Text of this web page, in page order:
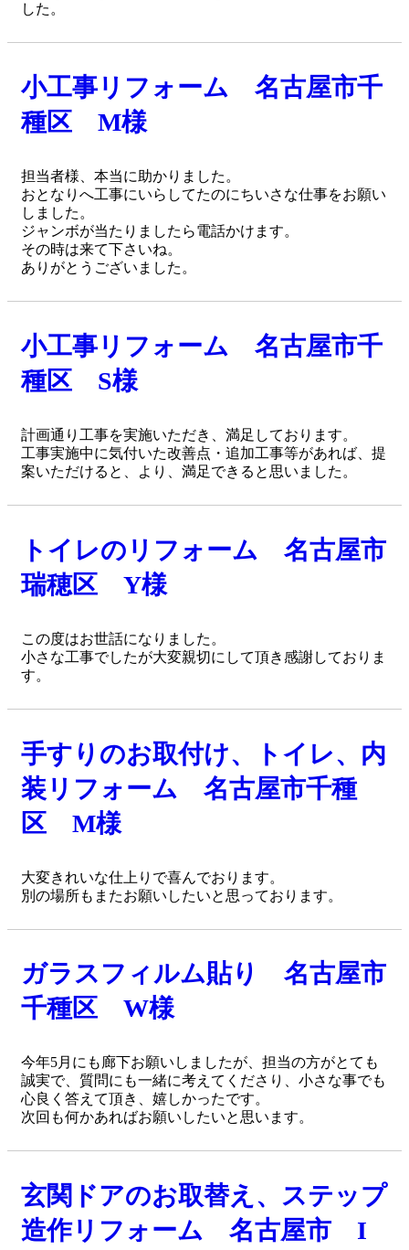
した。
小工事リフォーム 名古屋市千
種区 M様
担当者様、本当に助かりました。
おとなりへ工事にいらしてたのにちいさな仕事をお願い
しました。
ジャンボが当たりましたら電話かけます。
その時は来て下さいね。
ありがとうございました。
小工事リフォーム 名古屋市千
種区 S様
計画通り工事を実施いただき、満足しております。
工事実施中に気付いた改善点・追加工事等があれば、提
案いただけると、より、満足できると思いました。
トイレのリフォーム 名古屋市
瑞穂区 Y様
この度はお世話になりました。
小さな工事でしたが大変親切にして頂き感謝しておりま
す。
手すりのお取付け、トイレ、内
装リフォーム 名古屋市千種
区 M様
大変きれいな仕上りで喜んでおります。
別の場所もまたお願いしたいと思っております。
ガラスフィルム貼り 名古屋市
千種区 W様
今年5月にも廊下お願いしましたが、担当の方がとても
誠実で、質問にも一緒に考えてくださり、小さな事でも
心良く答えて頂き、嬉しかったです。
次回も何かあればお願いしたいと思います。
玄関ドアのお取替え、ステップ
造作リフォーム 名古屋市 I